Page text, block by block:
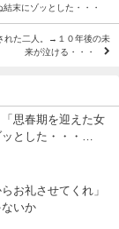
末にゾッとした・・・
れた二人。→１０年後の未
来が泣ける・・・
思春期を迎えた女
とした・・・
お礼させてくれ」
いか